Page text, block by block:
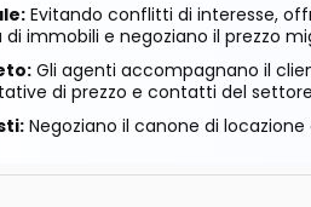
Evitando conflitti di interesse,
immobili e negoziano il prezzo
Gli agenti accompagnano il
di prezzo e contatti del
Negoziano il canone di